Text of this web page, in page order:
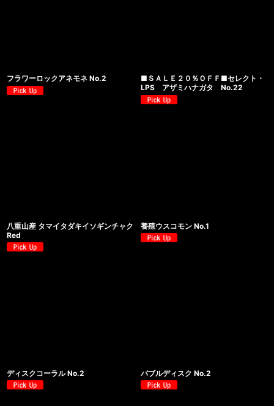
フラワーロックアネモネ No.2
■ＳＡＬＥ２０％ＯＦＦ■セレクト・
LPS アザミハナガタ No.22
八重山産 タマイタダキイソギンチャク
Red
養殖ウスコモン No.1
ディスクコーラル No.2 バブルディスク No.2